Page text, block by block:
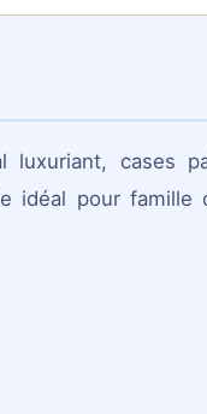
luxuriant, cases
idéal pour famille